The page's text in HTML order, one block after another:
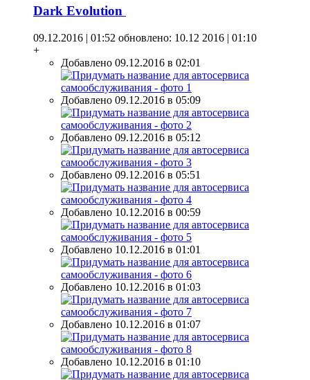
Dark Evolution
09.12.2016 | 01:52 обновлено: 10.12 2016 | 01:10
+
Добавлено 09.12.2016 в 02:01
Добавлено 09.12.2016 в 05:09
Добавлено 09.12.2016 в 05:12
Добавлено 09.12.2016 в 05:51
Добавлено 10.12.2016 в 00:59
Добавлено 10.12.2016 в 01:01
Добавлено 10.12.2016 в 01:03
Добавлено 10.12.2016 в 01:07
Добавлено 10.12.2016 в 01:10